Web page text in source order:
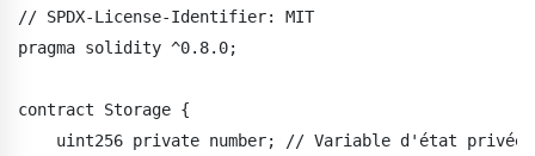
// SPDX-License-Identifier: MIT
pragma solidity ^0.8.0;
contract Storage {
    uint256 private number; // Variable d'état privée